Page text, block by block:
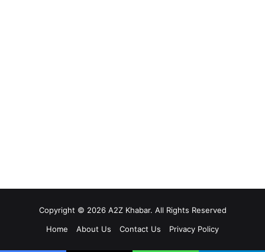
Copyright © 2026 A2Z Khabar. All Rights Reserved
Home
About Us Contact Us Privacy Policy